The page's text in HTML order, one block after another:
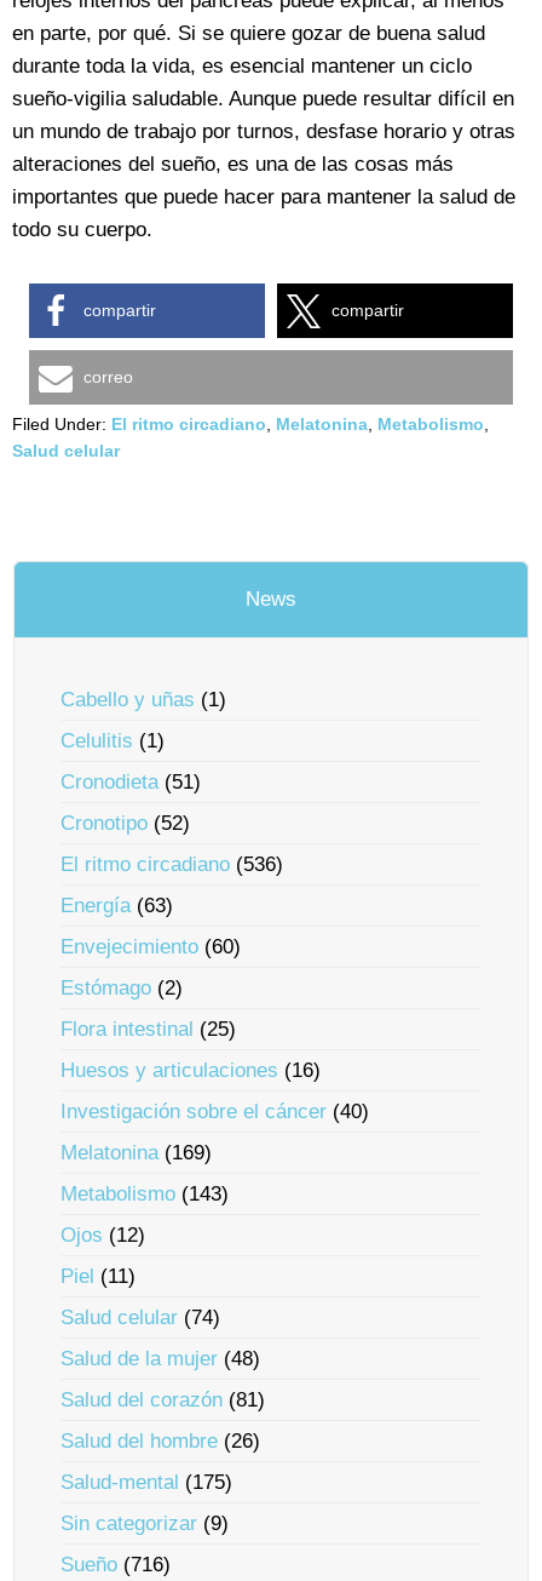
en parte, por qué. Si se quiere gozar de buena salud
durante toda la vida, es esencial mantener un ciclo
sueño-vigilia saludable. Aunque puede resultar difícil en
un mundo de trabajo por turnos, desfase horario y otras
alteraciones del sueño, es una de las cosas más
importantes que puede hacer para mantener la salud de
todo su cuerpo.
compartir compartir
correo
Filed Under: El ritmo circadiano Melatonina Metabolismo
Salud celular
News
Cabello y uñas (1)
Celulitis (1)
Cronodieta(51)
Cronotipo (52)
El ritmo circadiano (536)
Energía(63)
Envejecimiento (60)
Estómago (2)
Flora intestinal (25)
Huesos y articulaciones (16)
Investigación sobre el cáncer (40)
Melatonina(169)
Metabolismo (143)
Ojos (12)
Piel (11)
Salud celular (74)
Salud de la mujer (48)
Salud del corazón (81)
Salud del hombre (26)
Salud-mental (175)
Sin categorizar (9)
Sueño (716)